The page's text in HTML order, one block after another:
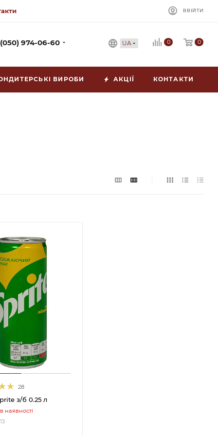
ВВІЙТИ
974-06-60 UA 0 0
ВИРОБИ АКЦІЇ КОНТАКТИ
28
з/б 0.25 л
наявності